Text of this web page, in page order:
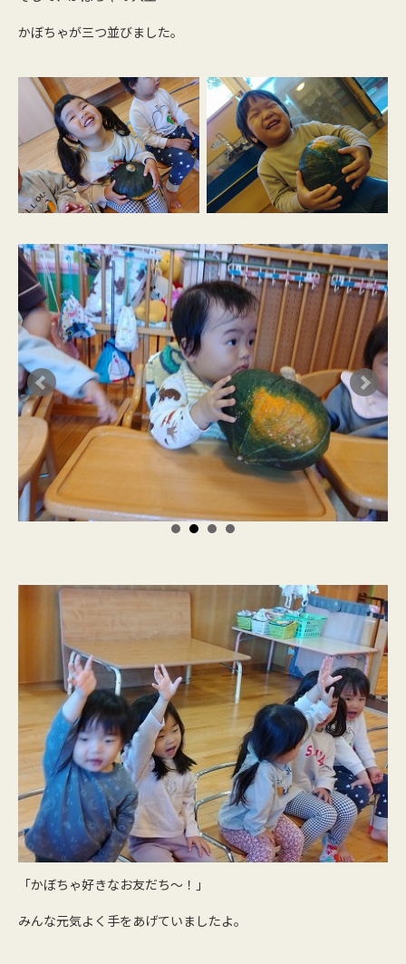
かぼちゃが三つ並びました。
「かぼちゃ好きなお友だち～！」
みんな元気よく手をあげていましたよ。